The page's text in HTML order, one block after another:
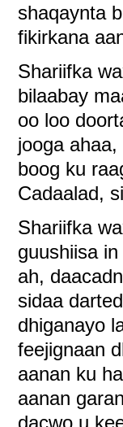
shaqaynta
fikirkana
Shariifka
bilaabay
oo loo
jooga
boog ku
Cadaalad,
Shariifka
guushiisa
ah,
sidaa
dhiganayo
feejignaan
aanan ku
aanan
dacwo u